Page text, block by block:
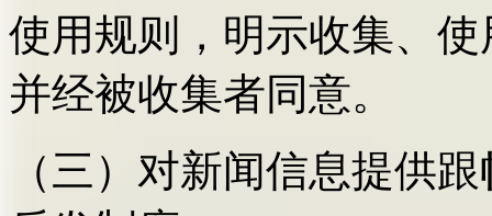
使用规则，明示收集、
并经被收集者同意。
（三）对新闻信息提供